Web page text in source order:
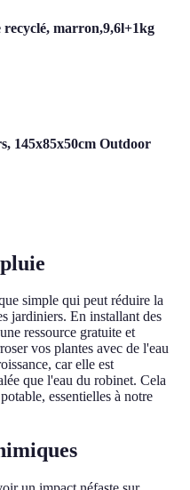
recyclé, marron,9,6l+1kg
145x85x50cm Outdoor
simple qui peut réduire la
jardiniers. En installant des
ressource gratuite et
vos plantes avec de l'eau
car elle est
que l'eau du robinet. Cela
essentielles à notre